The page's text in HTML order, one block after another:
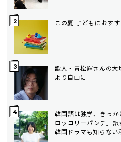
この夏 子どもにおす
歌人・青松輝さんの
より自由に
韓国語は独学、きっ
ロッコリーパンチ」
韓国ドラマも知らない